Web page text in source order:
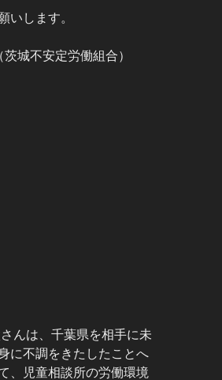
いします。
城不安定労働組合）
んは、千葉県を相手に未
に不調をきたしたことへ
、児童相談所の労働環境